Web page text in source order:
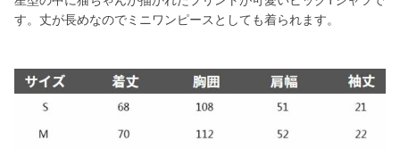
す。丈が長めなのでミニワンピースとしても着られます。